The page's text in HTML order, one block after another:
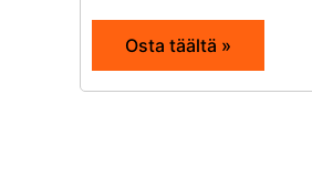
Osta täältä »